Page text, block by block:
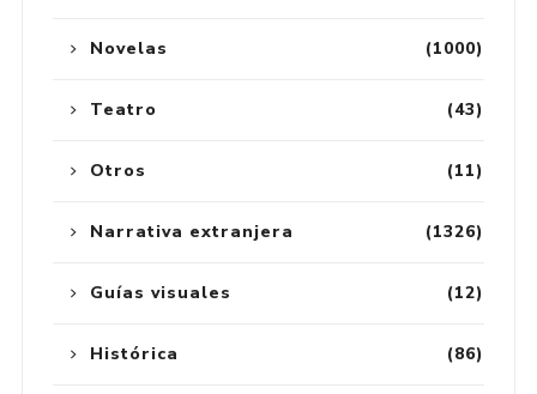
(1000)
Novelas
(43)
Teatro
(11)
Otros
(1326)
Narrativa extranjera
(12)
Guías visuales
(86)
Histórica